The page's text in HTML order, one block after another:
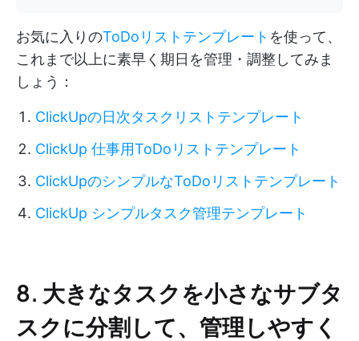
お気に入りのToDoリストテンプレート を使って、
これまで以上に素早く期日を管理・調整してみま
しょう：
ClickUpの日次タスクリストテンプレート
ClickUp 仕事用ToDoリストテンプレート
ClickUpのシンプルなToDoリストテンプレート
ClickUp シンプルタスク管理テンプレート
8. 大きなタスクを小さなサブタ
スクに分割して、管理しやすく